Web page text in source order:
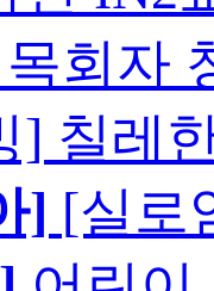
회자
] 칠레
] [실로